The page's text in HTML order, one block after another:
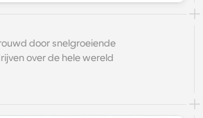
door snelgroeiende
over de hele wereld